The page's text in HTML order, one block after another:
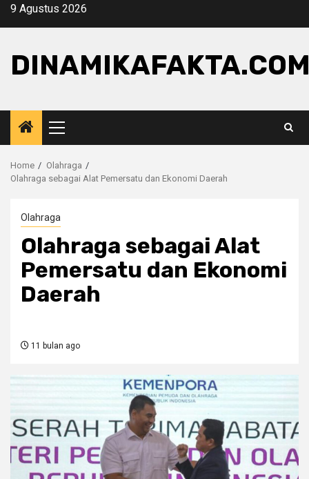
Skip9 Agustus 2026
Primary
Menu
Home
Olahraga
Olahraga sebagai Alat Pemersatu dan Ekonomi Daerah
Olahraga
Olahraga sebagai Alat
Pemersatu dan Ekonomi
Daerah
11 bulan ago